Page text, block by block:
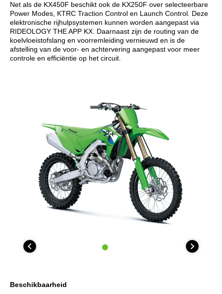
Net als de KX450F beschikt ook de KX250F over selecteerbare
Power Modes, KTRC Traction Control en Launch Control. Deze
elektronische rijhulpsystemen kunnen worden aangepast via
RIDEOLOGY THE APP KX. Daarnaast zijn de routing van de
koelvloeistofslang en voorremleiding vernieuwd en is de
afstelling van de voor- en achtervering aangepast voor meer
controle en efficiëntie op het circuit.
Beschikbaarheid